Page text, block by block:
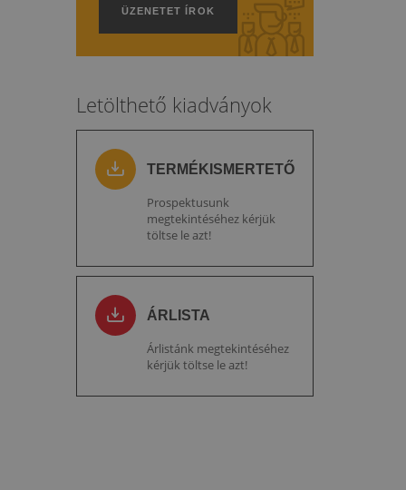
ÜZENETET ÍROK
Letölthető kiadványok
TERMÉKISMERTETŐ
Prospektusunk
megtekintéséhez kérjük
töltse le azt!
ÁRLISTA
Árlistánk megtekintéséhez
kérjük töltse le azt!